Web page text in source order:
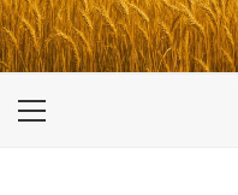
UKRAINE-
ПОДОРОЖI ПО
Primary